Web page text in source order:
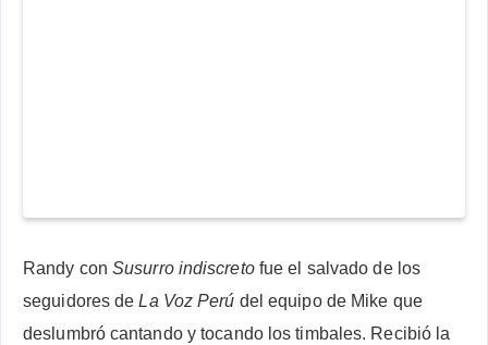
Randy con Susurro indiscretofue el salvado de los
seguidores deLa Voz Perú del equipo de Mike que
deslumbró cantando y tocando los timbales. Recibió la